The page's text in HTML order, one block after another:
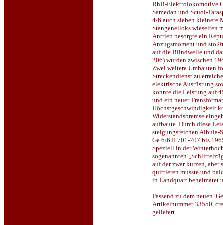
RhB-Elektrolokomotive
Samedan und Scuol-
4/6 auch sieben kleinere
Stangenelloks wieselten
Antrieb besorgte ein
Anzugsmoment und
auf die Blindwelle und
206) wurden zwischen
Zwei weitere Umbauten
Streckendienst zu
elektrische Ausrüstung
konnte die Leistung auf
und ein neuer
Höchstgeschwindigkeit
Widerstandsbremse
aufbaute. Durch diese
steigungsreichen Albula-
Ge 6/6 II 701-707 bis
Speziell in der
sogenannten
auf der zwar kurzen,
quittieren musste und
in Landquart beheimatet
Passend zu dem neuen
Artikelnummer 33550,
geliefert.